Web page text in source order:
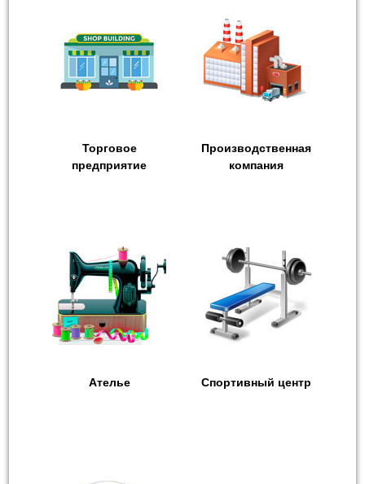
Торговое
предприятие
Производственная
компания
Ателье Спортивный центр